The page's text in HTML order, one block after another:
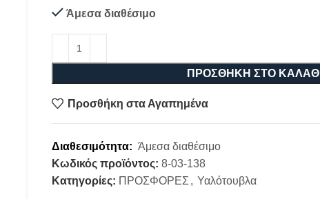
Άμεσα διαθέσιμο
ΠΡΟΣΘΉΚΗ ΣΤΟ ΚΑΛΆΘΙ
Προσθήκη στα Αγαπημένα
Διαθεσιμότητα: Άμεσα διαθέσιμο
Κωδικός προϊόντος: 8-03-138
Κατηγορίες: ΠΡΟΣΦΟΡΕΣ , Υαλότουβλα